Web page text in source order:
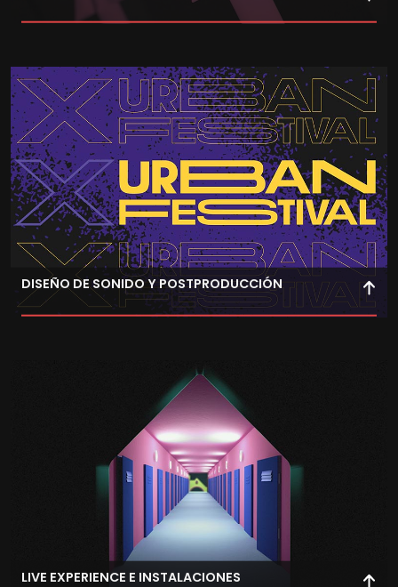
crear piezas audiovisuales impactantes, sincronizando
animación y audio.
DISEÑO DE SONIDO Y POSTPRODUCCIÓN
experiencias sonoras inmersivas.
LIVE EXPERIENCE E INSTALACIONES